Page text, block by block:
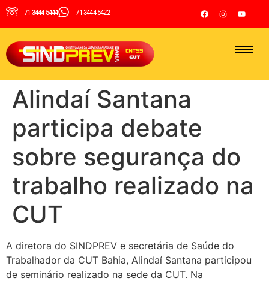
71 3444-5444 71 3444-5422
Alindaí Santana
participa debate
sobre segurança do
trabalho realizado na
CUT
A diretora do SINDPREV e secretária de Saúde do
Trabalhador da CUT Bahia, Alindaí Santana participou
de seminário realizado na sede da CUT. Na